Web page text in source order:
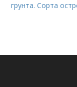
грунта. Сорта